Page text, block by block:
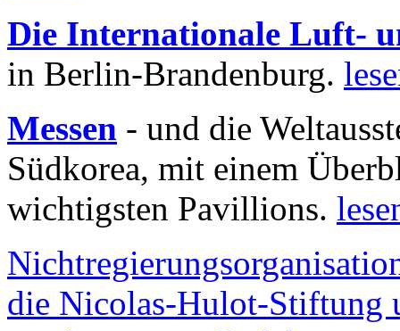
Die Internationale Luft-
in Berlin-Brandenburg.
Messen - und die
Südkorea, mit einem
wichtigsten Pavillions.
die Nicolas-Hulot-Stiftung